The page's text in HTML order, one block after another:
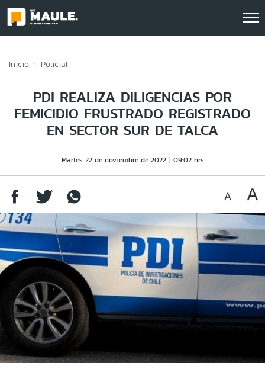
Inicio Policial
PDI REALIZA DILIGENCIAS POR
FEMICIDIO FRUSTRADO REGISTRADO
EN SECTOR SUR DE TALCA
Martes 22 de noviembre de 2022 09:02 hrs